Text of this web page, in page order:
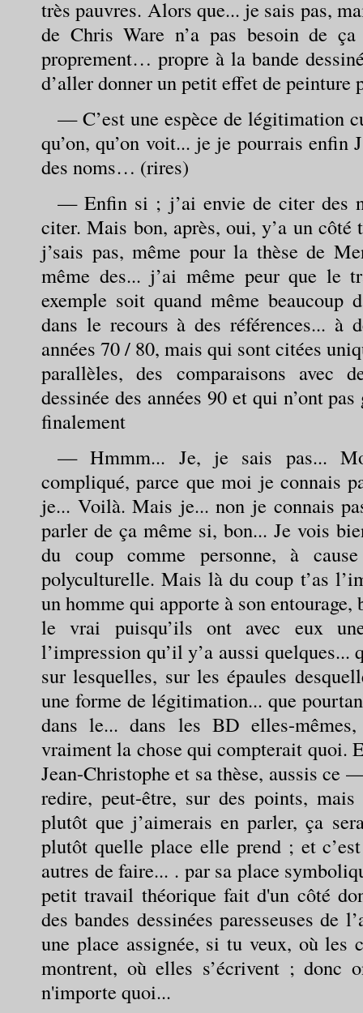
très pauvres. Alors que... je sais pas,
de Chris Ware n’a pas besoin de
proprement… propre à la bande
d’aller donner un petit effet de peinture
— C’est une espèce de légitimation
qu’on, qu’on voit... je je pourrais enfin
des noms… (rires)
— Enfin si ; j’ai envie de citer des
citer. Mais bon, après, oui, y’a un
j’sais pas, même pour la thèse de
même des... j’ai même peur que le
exemple soit quand même
dans le recours à des références... à
années 70 / 80, mais qui sont citées
parallèles, des comparaisons avec
dessinée des années 90 et qui n’ont
finalement
— Hmmm... Je, je sais pas...
compliqué, parce que moi je connais
je... Voilà. Mais je... non je connais
parler de ça même si, bon... Je vois
du coup comme personne, à
polyculturelle. Mais là du coup t’as
un homme qui apporte à son
le vrai puisqu’ils ont avec eux
l’impression qu’il y’a aussi quelques...
sur lesquelles, sur les épaules
une forme de légitimation... que
dans le... dans les BD elles-
vraiment la chose qui compterait quoi.
Jean-Christophe et sa thèse, aussis ce
redire, peut-être, sur des points,
plutôt que j’aimerais en parler, ça
plutôt quelle place elle prend ; et
autres de faire... . par sa place
petit travail théorique fait d'un côté
des bandes dessinées paresseuses de
une place assignée, si tu veux, où les
montrent, où elles s’écrivent ; donc
n'importe quoi...